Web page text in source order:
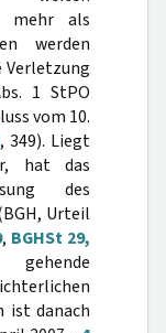
mehr als
werden
Verletzung
1 StPO
vom 10.
, 349). Liegt
hat das
des
Urteil
, BGHSt 29,
ist danach